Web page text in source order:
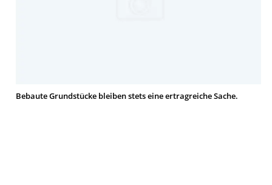
Bebaute Grundstücke bleiben stets eine ertragreiche Sache.